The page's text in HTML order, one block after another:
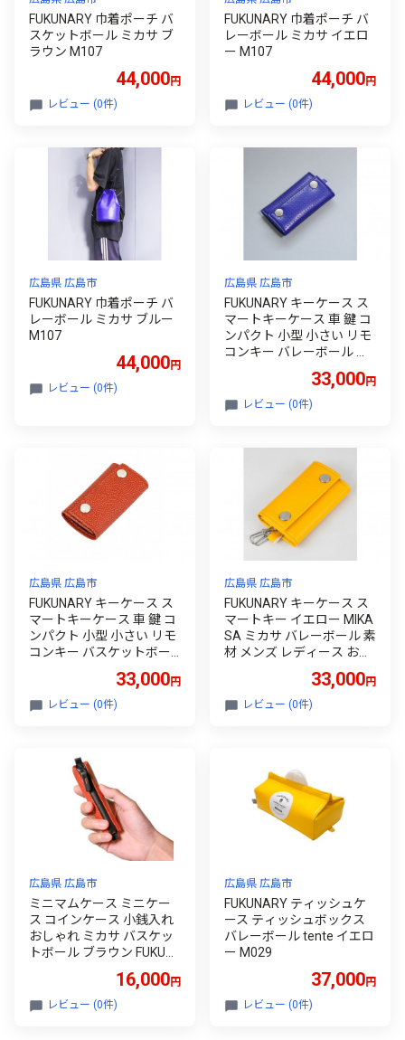
FUKUNARY 巾着ポーチ バ
スケットボール ミカサ ブ
ラウン M107
44,000円
レビュー (0件)
FUKUNARY 巾着ポーチ バ
レーボール ミカサ イエロ
ー M107
44,000円
レビュー (0件)
広島県 広島市
FUKUNARY 巾着ポーチ バ
レーボール ミカサ ブルー
M107
44,000円
レビュー (0件)
広島県 広島市
FUKUNARY キーケース ス
マートキーケース 車 鍵 コ
ンパクト 小型 小さい リモ
コンキー バレーボール ブ
33,000円
レビュー (0件)
広島県 広島市
FUKUNARY キーケース ス
マートキーケース 車 鍵 コ
ンパクト 小型 小さい リモ
コンキー バスケットボー
33,000円
レビュー (0件)
広島県 広島市
FUKUNARY キーケース ス
マートキー イエロー MIKA
SA ミカサ バレーボール 素
材 メンズ レディース おし
33,000円
レビュー (0件)
広島県 広島市
ミニマムケース ミニケー
ス コインケース 小銭入れ
おしゃれ ミカサ バスケッ
トボール ブラウン FUKUN
16,000円
レビュー (0件)
広島県 広島市
FUKUNARY ティッシュケ
ース ティッシュボックス
バレーボール tente イエロ
ー M029
37,000円
レビュー (0件)